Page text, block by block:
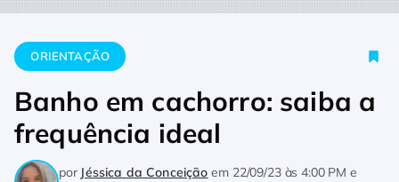
Home Orientação Banho em cachorro: saiba a frequência
ORIENTAÇÃO
Banho em cachorro: saiba a
frequência ideal
por Jéssica da Conceição em 22/09/23 às 4:00 PM e